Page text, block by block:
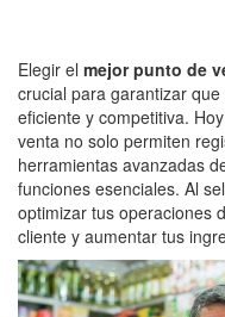
Elegir el mejor punto de
crucial para garantizar
eficiente y competitiva.
venta no solo permiten
herramientas avanzadas
funciones esenciales. Al
optimizar tus operaciones
cliente y aumentar tus